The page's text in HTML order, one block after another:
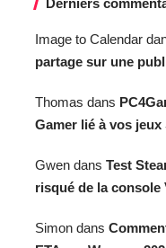
Image to Calendar
partage sur une
Thomas dans
Gamer lié à vos jeux
Gwen dans Test
risqué de la console
Simon dans